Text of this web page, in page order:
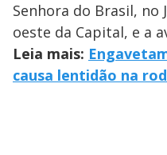
Senhora do Brasil, no
oeste da Capital, e a
Leia mais:
causa lentidão na